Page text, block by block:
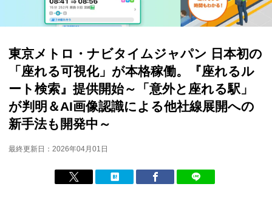
東京メトロ・ナビタイムジャパン 日本初の
「座れる可視化」が本格稼働。『座れるル
ート検索』提供開始～「意外と座れる駅」
が判明＆AI画像認識による他社線展開への
新手法も開発中～
最終更新日：2026年04月01日